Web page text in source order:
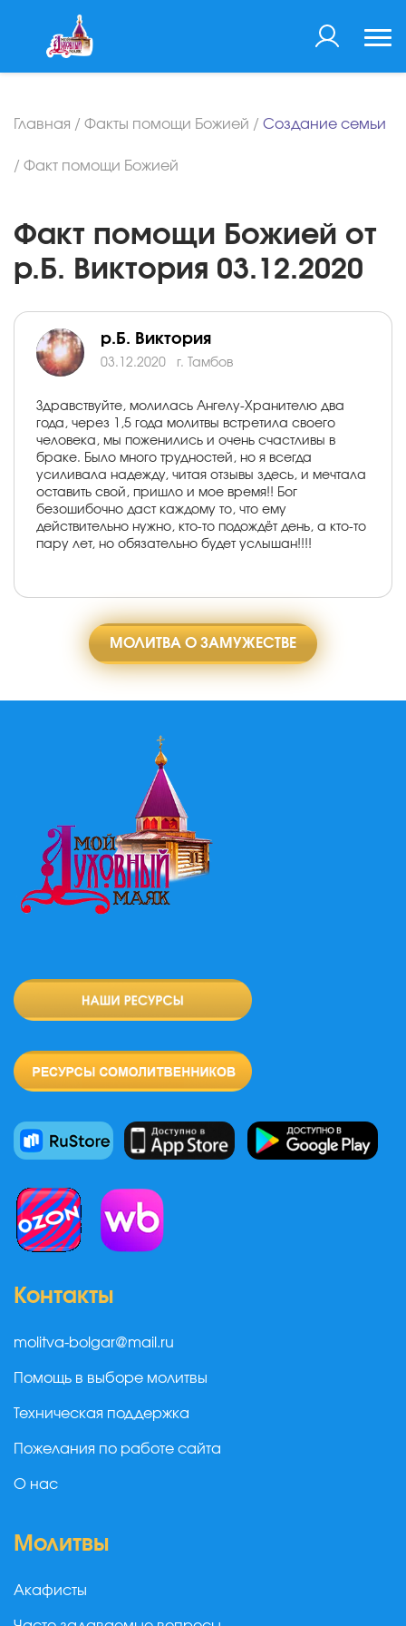
Главная / Факты помощи Божией / Создание семьи
/ Факт помощи Божией
Факт помощи Божией от
р.Б. Виктория 03.12.2020
р.Б. Виктория
03.12.2020 г. Тамбов
Здравствуйте, молилась Ангелу-Хранителю два
года, через 1,5 года молитвы встретила своего
человека, мы поженились и очень счастливы в
браке. Было много трудностей, но я всегда
усиливала надежду, читая отзывы здесь, и мечтала
оставить свой, пришло и мое время!! Бог
безошибочно даст каждому то, что ему
действительно нужно, кто-то подождёт день, а кто-то
пару лет, но обязательно будет услышан!!!!
МОЛИТВА О ЗАМУЖЕСТВЕ
Контакты
molitva-bolgar@mail.ru
Помощь в выборе молитвы
Техническая поддержка
Пожелания по работе сайта
О нас
Молитвы
Акафисты